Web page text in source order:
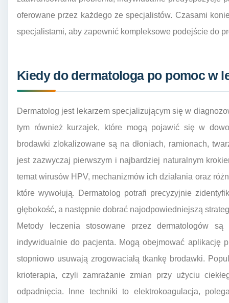
oferowane przez każdego ze specjalistów. Czasami
specjalistami, aby zapewnić kompleksowe podejście do
Kiedy do dermatologa po pomoc w
Dermatolog jest lekarzem specjalizującym się w
tym również kurzajek, które mogą pojawić się w
brodawki zlokalizowane są na dłoniach, ramionach,
jest zazwyczaj pierwszym i najbardziej naturalnym
temat wirusów HPV, mechanizmów ich działania oraz
które wywołują. Dermatolog potrafi precyzyjnie
głębokość, a następnie dobrać najodpowiedniejszą
Metody leczenia stosowane przez dermatologów
indywidualnie do pacjenta. Mogą obejmować aplikację
stopniowo usuwają zrogowaciałą tkankę brodawki.
krioterapia, czyli zamrażanie zmian przy użyciu
odpadnięcia. Inne techniki to elektrokoagulacja,